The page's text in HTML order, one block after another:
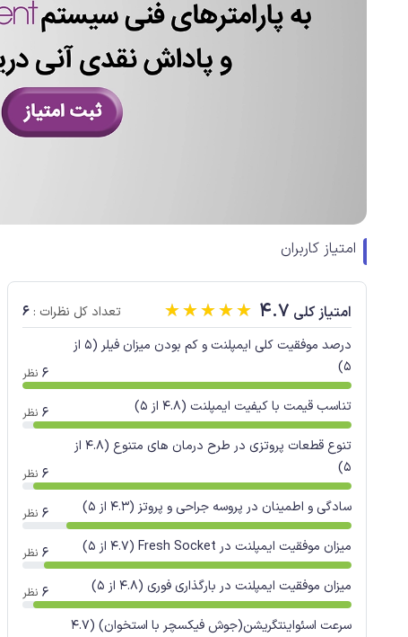
امتیاز کاربران
امتیاز کلی 4.7
☆☆☆☆☆ تعداد کل نظرات : 6
درصد موفقیت کلی ایمپلنت و کم بودن میزان فیلر (5 از
5)
6 نظر
تناسب قیمت با کیفیت ایمپلنت (4.8 از 5) 6 نظر
تنوع قطعات پروتزی در طرح درمان های متنوع (4.8 از
5)
6 نظر
سادگی و اطمینان در پروسه جراحی و پروتز (4.3 از 5) 6 نظر
میزان موفقیت ایمپلنت در Fresh Socket (4.7 از 5) 6 نظر
میزان موفقیت ایمپلنت در بارگذاری فوری (4.8 از 5) 6 نظر
سرعت اسئواینتگریشن(جوش فیکسچر با استخوان) (4.7